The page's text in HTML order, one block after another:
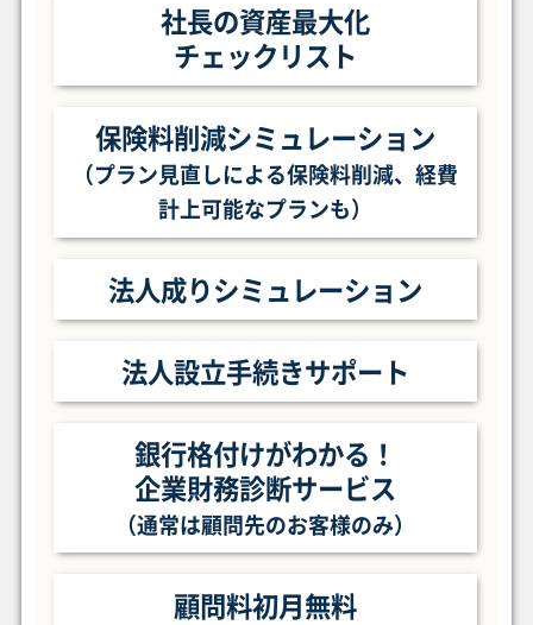
社長の資産最大化
チェックリスト
保険料削減シミュレーション
（プラン見直しによる保険料削減、 経費
計上可能なプランも）
法人成りシミュレーション
法人設立手続きサポート
銀行格付けがわかる！
企業財務診断サービス
（通常は顧問先のお客様のみ）
顧問料初月無料